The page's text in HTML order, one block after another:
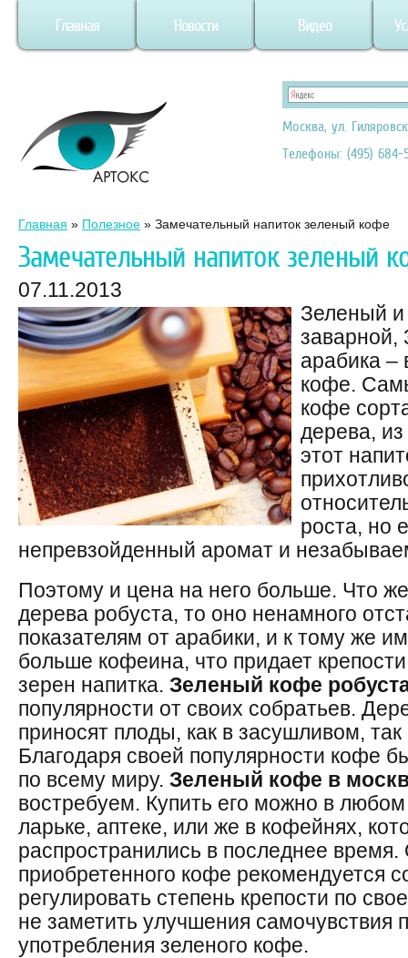
Главная Новости Видео
Москва, ул.
Телефоны: (495) 684-
Главная » Полезное » Замечательный напиток зеленый кофе
Замечательный напиток зеленый
07.11.2013
Зеленый
заварной,
арабика –
кофе.
кофе
дерева,
этот
роста, но
непревзойденный аромат и
Поэтому и цена на него больше. Что
дерева робуста, то оно ненамного
показателям от арабики, и к тому же
больше кофеина, что придает
зерен напитка. Зеленый кофе
популярности от своих собратьев.
приносят плоды, как в засушливом,
Благодаря своей популярности кофе
по всему миру. Зеленый кофе в
востребуем. Купить его можно в
ларьке, аптеке, или же в кофейнях,
распространились в последнее
приобретенного кофе рекомендуется
регулировать степень крепости по
не заметить улучшения самочувствия
употребления зеленого кофе.